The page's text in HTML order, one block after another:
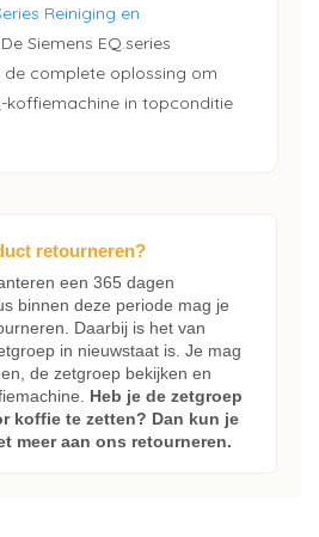
Reiniging en
Siemens EQ.series
de complete oplossing om
koffiemachine in topconditie
retourneren?
een 365 dagen
binnen deze periode mag je
Daarbij is het van
in nieuwstaat is. Je mag
de zetgroep bekijken en
Heb je de zetgroep
koffie te zetten? Dan kun je
meer aan ons retourneren.